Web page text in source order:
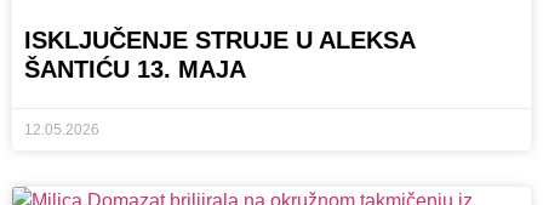
ISKLJUČENJE STRUJE U ALEKSA
ŠANTIĆU 13. MAJA
12.05.2026